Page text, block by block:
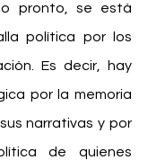
pronto, se está
política por los
Es decir, hay
por la memoria
narrativas y por
de quienes